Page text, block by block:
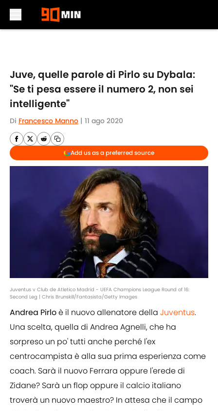
Juve, quelle parole di Pirlo su Dybala:
"Se ti pesa essere il numero 2, non sei
intelligente"
Di Francesco Manno | 11 ago 2020
Add us as a preferred source
Juventus v Club de Atletico Madrid - UEFA Champions League Round of 16:
Second Leg | Chris Brunskill/Fantasista/Getty Images
Andrea Pirloè il nuovo allenatore della Juventus.
Una scelta, quella di Andrea Agnelli, che ha
sorpreso un po' tutti anche perché l'ex
centrocampista è alla sua prima esperienza come
coach. Sarà il nuovo Ferrara oppure l'erede di
Zidane? Sarà un flop oppure il calcio italiano
troverà un nuovo maestro? In attesa che il campo